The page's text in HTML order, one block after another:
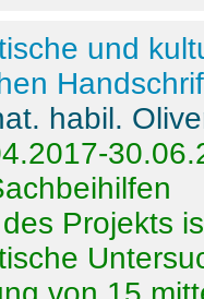
und
habil.
Projekts